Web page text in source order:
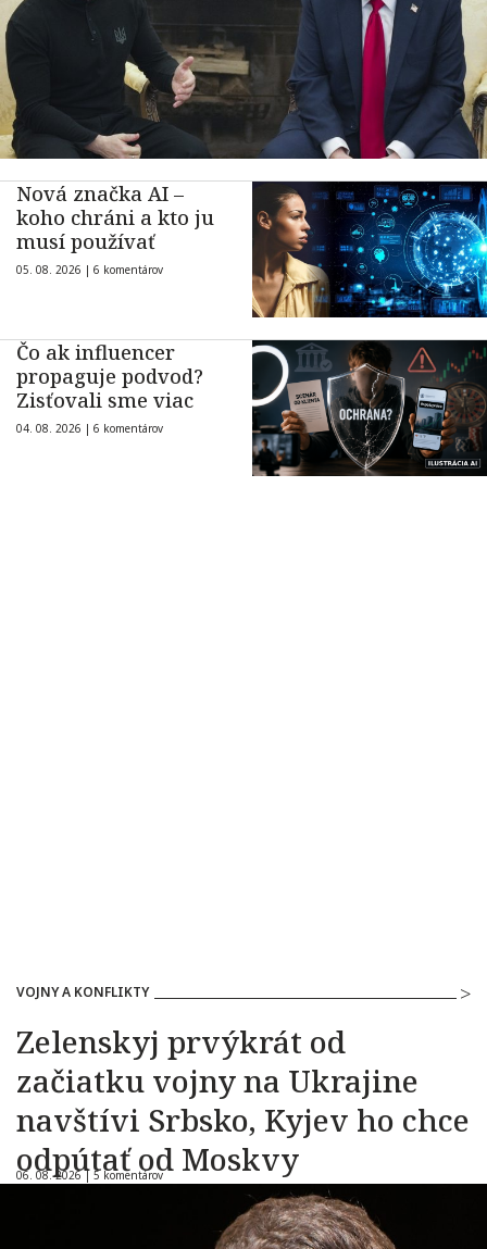
Nová značka AI –
koho chráni a kto ju
musí používať
05. 08. 2026 | 6 komentárov
Čo ak influencer
propaguje podvod?
Zisťovali sme viac
04. 08. 2026 | 6 komentárov
VOJNY A KONFLIKTY
Zelenskyj prvýkrát od
začiatku vojny na Ukrajine
navštívi Srbsko, Kyjev ho chce
odpútať od Moskvy
06. 08. 2026 | 5 komentárov